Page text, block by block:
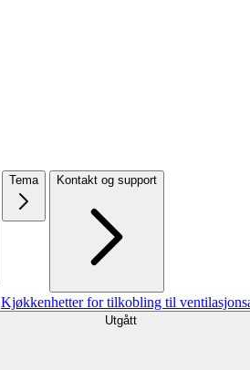
Tema Kontakt og support
Kjøkkenhetter for tilkobling til
Utgått